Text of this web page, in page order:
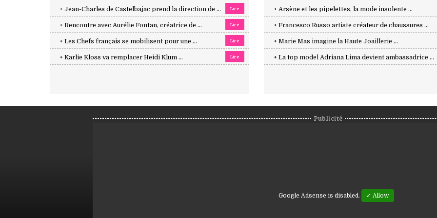
+ Jean-Charles de Castelbajac prend la direction de ... Lire
+ Rencontre avec Aurélie Fontan, créatrice de ... Lire
+ Les Chefs français se mobilisent pour une ... Lire
+ Karlie Kloss va remplacer Heidi Klum ... Lire
+ Arsène et les pipelettes, la mode insolente ...
+ Francesco Russo artiste créateur de chaussures ...
+ Marie Mas imagine la Haute Joaillerie ...
+ La top model Adriana Lima devient ambassadrice ...
Publicité
Google Adsense is disabled. ✓ Allow